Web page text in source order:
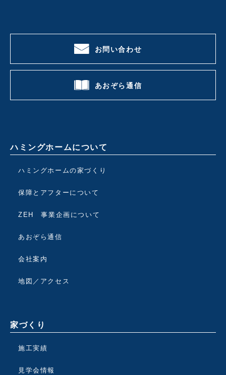
お問い合わせ
あおぞら通信
ハミングホームについて
ハミングホームの家づくり
保障とアフターについて
ZEH 事業企画について
あおぞら通信
会社案内
地図／アクセス
家づくり
施工実績
見学会情報